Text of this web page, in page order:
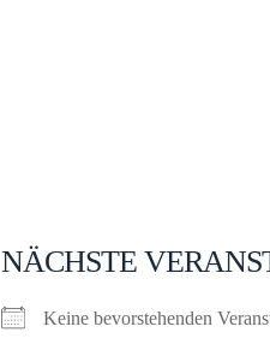
NÄCHSTE
Keine bevorstehenden